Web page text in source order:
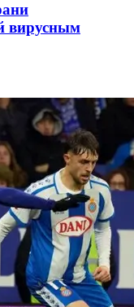
вирусным